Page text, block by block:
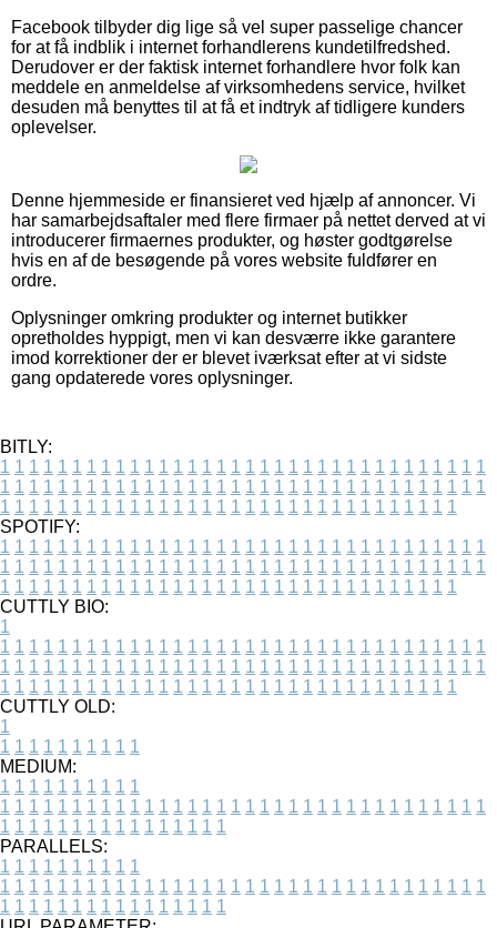
Facebook tilbyder dig lige så vel super passelige chancer
for at få indblik i internet forhandlerens kundetilfredshed.
Derudover er der faktisk internet forhandlere hvor folk kan
meddele en anmeldelse af virksomhedens service, hvilket
desuden må benyttes til at få et indtryk af tidligere kunders
oplevelser.
Denne hjemmeside er finansieret ved hjælp af annoncer. Vi
har samarbejdsaftaler med flere firmaer på nettet derved at vi
introducerer firmaernes produkter, og høster godtgørelse
hvis en af de besøgende på vores website fuldfører en
ordre.
Oplysninger omkring produkter og internet butikker
opretholdes hyppigt, men vi kan desværre ikke garantere
imod korrektioner der er blevet iværksat efter at vi sidste
gang opdaterede vores oplysninger.
BITLY:
1 1 1 1 1 1 1 1 1 1 1 1 1 1 1 1 1 1 1 1 1 1 1 1 1 1 1 1 1 1 1 1 1 1
1 1 1 1 1 1 1 1 1 1 1 1 1 1 1 1 1 1 1 1 1 1 1 1 1 1 1 1 1 1 1 1 1 1
1 1 1 1 1 1 1 1 1 1 1 1 1 1 1 1 1 1 1 1 1 1 1 1 1 1 1 1 1 1 1 1
SPOTIFY:
1 1 1 1 1 1 1 1 1 1 1 1 1 1 1 1 1 1 1 1 1 1 1 1 1 1 1 1 1 1 1 1 1 1
1 1 1 1 1 1 1 1 1 1 1 1 1 1 1 1 1 1 1 1 1 1 1 1 1 1 1 1 1 1 1 1 1 1
1 1 1 1 1 1 1 1 1 1 1 1 1 1 1 1 1 1 1 1 1 1 1 1 1 1 1 1 1 1 1 1
CUTTLY BIO:
1
1 1 1 1 1 1 1 1 1 1 1 1 1 1 1 1 1 1 1 1 1 1 1 1 1 1 1 1 1 1 1 1 1 1
1 1 1 1 1 1 1 1 1 1 1 1 1 1 1 1 1 1 1 1 1 1 1 1 1 1 1 1 1 1 1 1 1 1
1 1 1 1 1 1 1 1 1 1 1 1 1 1 1 1 1 1 1 1 1 1 1 1 1 1 1 1 1 1 1 1
CUTTLY OLD:
1
1 1 1 1 1 1 1 1 1 1
MEDIUM:
1 1 1 1 1 1 1 1 1 1
1 1 1 1 1 1 1 1 1 1 1 1 1 1 1 1 1 1 1 1 1 1 1 1 1 1 1 1 1 1 1 1 1 1
1 1 1 1 1 1 1 1 1 1 1 1 1 1 1 1
PARALLELS:
1 1 1 1 1 1 1 1 1 1
1 1 1 1 1 1 1 1 1 1 1 1 1 1 1 1 1 1 1 1 1 1 1 1 1 1 1 1 1 1 1 1 1 1
1 1 1 1 1 1 1 1 1 1 1 1 1 1 1 1